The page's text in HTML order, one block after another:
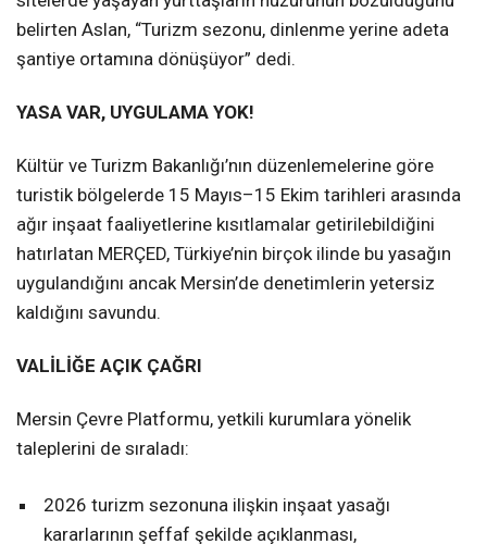
belirten Aslan, “Turizm sezonu, dinlenme yerine adeta
şantiye ortamına dönüşüyor” dedi.
YASA VAR, UYGULAMA YOK!
Kültür ve Turizm Bakanlığı’nın düzenlemelerine göre
turistik bölgelerde 15 Mayıs–15 Ekim tarihleri arasında
ağır inşaat faaliyetlerine kısıtlamalar getirilebildiğini
hatırlatan MERÇED, Türkiye’nin birçok ilinde bu yasağın
uygulandığını ancak Mersin’de denetimlerin yetersiz
kaldığını savundu.
VALİLİĞE AÇIK ÇAĞRI
Mersin Çevre Platformu, yetkili kurumlara yönelik
taleplerini de sıraladı:
2026 turizm sezonuna ilişkin inşaat yasağı
kararlarının şeffaf şekilde açıklanması,